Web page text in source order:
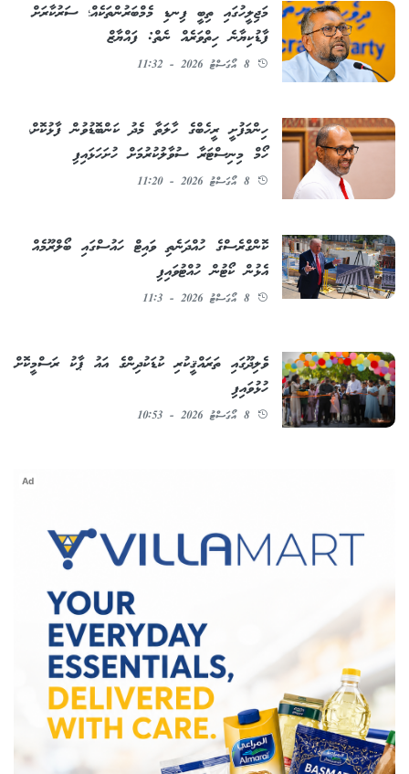
މަޖިލީހުގައި ތިބީ ފިނޑި މެމްބަރުންތަކެއް؛ ސަރުކާރަށް
ފާޑުކިޔާނެ ހިތްވަރެއް ނެތް: ފައްޔާޒް
8 އޯގަސްޓު 2026 - 11:32
ހިންމަފުށީ ރީހެބްގެ ހާލަތާ މެދު ކަންބޮޑުވުން ފާޅުކޮށް،
ހޯމް މިނިސްޓަރާ ސުވާލުކުރުމަށް ހުށަހަޅައިފި
8 އޯގަސްޓު 2026 - 11:20
ކޮންގްރެސްގެ ހުއްދަނެތި ވައިޓް ހައުސްގައި ބޯލްރޫމެއް
އެޅުން ކޯޓުން ހުއްޓުވައިފި
8 އޯގަސްޓު 2026 - 11:3
ވެލިދޫގައި ތަރައްޤީކުރި ކުޑަކުދިންގެ އައު ޕާކު ރަސްމީކޮށް
ހުޅުވައިފި
8 އޯގަސްޓު 2026 - 10:53
Ad